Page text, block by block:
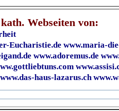
Webseiten von:
Eucharistie.de www.maria-
www.adoremus.de
www.das-haus-lazarus.ch